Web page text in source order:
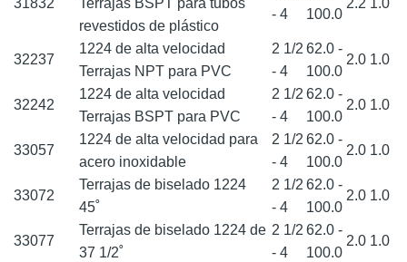
31832
Terrajas BSPT para tubos
revestidos de plástico
- 4
100.0
2.2 1.0
32237
1224 de alta velocidad
Terrajas NPT para PVC
2 1/2
- 4
62.0 -
100.0
2.0 1.0
32242
1224 de alta velocidad
Terrajas BSPT para PVC
2 1/2
- 4
62.0 -
100.0
2.0 1.0
33057
1224 de alta velocidad para
acero inoxidable
2 1/2
- 4
62.0 -
100.0
2.0 1.0
33072
Terrajas de biselado 1224
45˚
2 1/2
- 4
62.0 -
100.0
2.0 1.0
33077
Terrajas de biselado 1224 de
37 1/2˚
2 1/2
- 4
62.0 -
100.0
2.0 1.0